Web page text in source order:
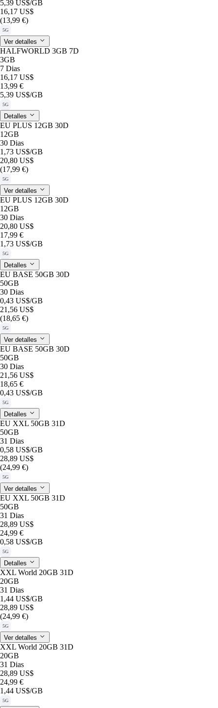
5,39 US$/GB
16,17 US$
(13,99 €)
5G
Ver detalles
HALFWORLD 3GB 7D
3GB
7 Dias
16,17 US$
13,99 €
5,39 US$/GB
5G
Detalles
EU PLUS 12GB 30D
12GB
30 Dias
1,73 US$/GB
20,80 US$
(17,99 €)
5G
Ver detalles
EU PLUS 12GB 30D
12GB
30 Dias
20,80 US$
17,99 €
1,73 US$/GB
5G
Detalles
EU BASE 50GB 30D
50GB
30 Dias
0,43 US$/GB
21,56 US$
(18,65 €)
5G
Ver detalles
EU BASE 50GB 30D
50GB
30 Dias
21,56 US$
18,65 €
0,43 US$/GB
5G
Detalles
EU XXL 50GB 31D
50GB
31 Dias
0,58 US$/GB
28,89 US$
(24,99 €)
5G
Ver detalles
EU XXL 50GB 31D
50GB
31 Dias
28,89 US$
24,99 €
0,58 US$/GB
5G
Detalles
XXL World 20GB 31D
20GB
31 Dias
1,44 US$/GB
28,89 US$
(24,99 €)
5G
Ver detalles
XXL World 20GB 31D
20GB
31 Dias
28,89 US$
24,99 €
1,44 US$/GB
5G